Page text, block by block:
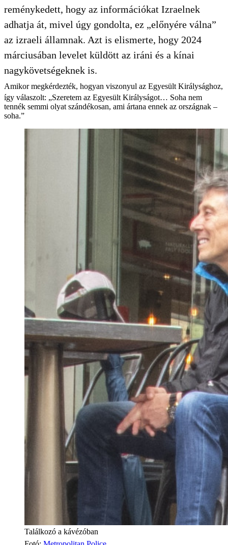
reménykedett, hogy az információkat Izraelnek
adhatja át, mivel úgy gondolta, ez „előnyére válna”
az izraeli államnak. Azt is elismerte, hogy 2024
márciusában levelet küldött az iráni és a kínai
nagykövetségeknek is.
Amikor megkérdezték, hogyan viszonyul az Egyesült Királysághoz,
így válaszolt: „Szeretem az Egyesült Királyságot… Soha nem
tennék semmi olyat szándékosan, ami ártana ennek az országnak –
soha.”
Találkozó a kávézóban